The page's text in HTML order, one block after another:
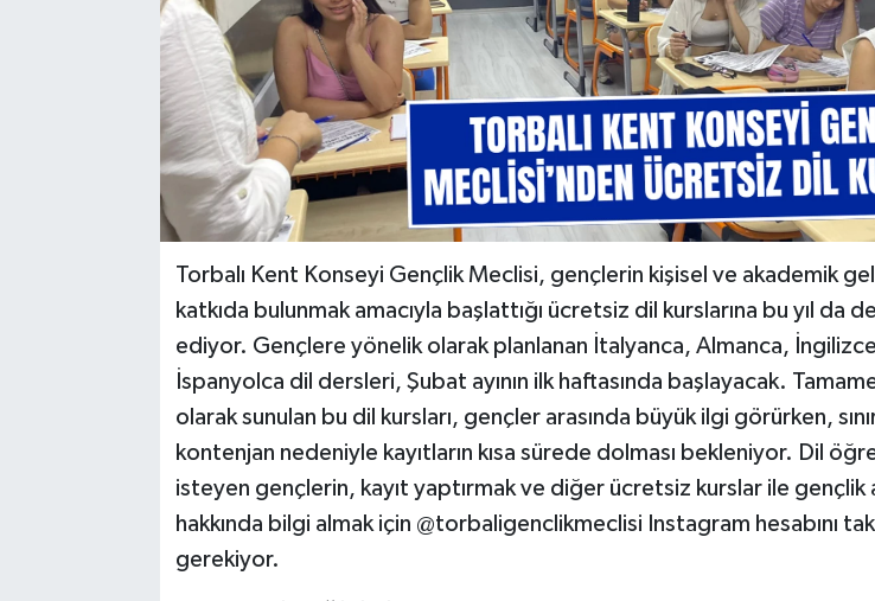
Torbalı Kent Konseyi Gençlik Meclisi, gençlerin kişisel ve akademik
katkıda bulunmak amacıyla başlattığı ücretsiz dil kurslarına bu yıl da
ediyor. Gençlere yönelik olarak planlanan İtalyanca, Almanca,
İspanyolca dil dersleri, Şubat ayının ilk haftasında başlayacak.
olarak sunulan bu dil kursları, gençler arasında büyük ilgi görürken,
kontenjan nedeniyle kayıtların kısa sürede dolması bekleniyor. Dil
isteyen gençlerin, kayıt yaptırmak ve diğer ücretsiz kurslar ile
hakkında bilgi almak için @torbaligenclikmeclisi Instagram hesabını
gerekiyor.